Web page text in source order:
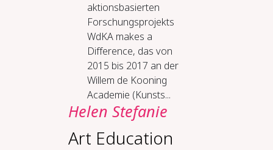
aktionsbasierten
Forschungsprojekts
WdKA makes a
Difference, das von
2015 bis 2017 an der
Willem de Kooning
Academie (Kunsts...
Helen Stefanie
Art Education